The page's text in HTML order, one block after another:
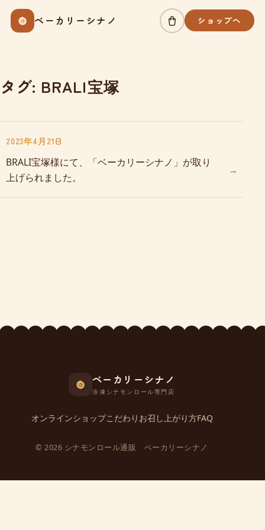
Skip
ベーカリーシナノ ショップへ
タグ: BRALI宝塚
2023年4月21日
BRALI宝塚様にて、「ベーカリーシナノ」が取り
上げられました。
→
ベーカリーシナノ
冷凍シナモンロール専門店
オンラインショップこだわり お召し上がり方FAQ
© 2026 シナモンロール通販 ベーカリーシナノ